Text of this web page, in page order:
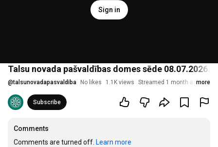
Sign in
Talsu novada pašvaldības domes sēde 08.07.2026.
@talsunovadapasvaldiba No likes 1.1K views Streamed 1 month agomore
Subscribe
Comments
Comments are turned off. Learn more